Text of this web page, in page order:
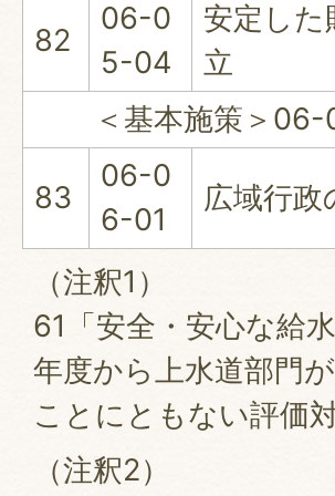
82
06-0
5-04
安定した
立
＜基本施策＞06-
83
06-0
6-01
広域行政
（注釈1）
61「安全・安心な給
年度から上水道部門
ことにともない評価
（注釈2）